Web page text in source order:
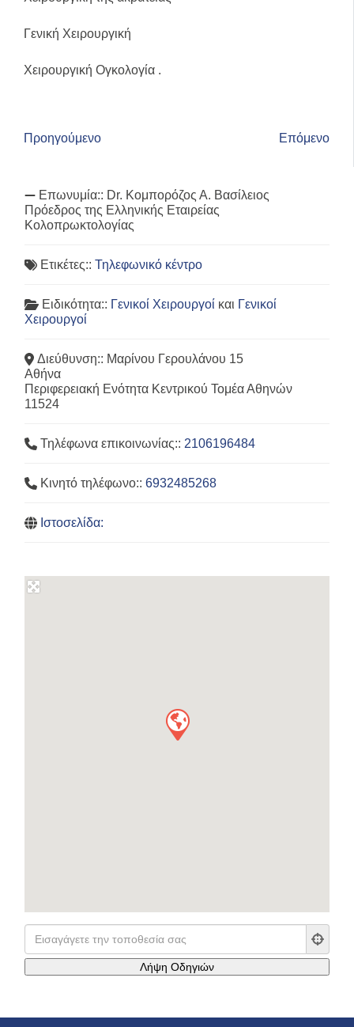
Γενική Χειρουργική
Χειρουργική Ογκολογία .
Προηγούμενο Επόμενο
Επωνυμία:: Dr. Κομπορόζος Α. Βασίλειος
Πρόεδρος της Ελληνικής Εταιρείας
Κολοπρωκτολογίας
Ετικέτες::Τηλεφωνικό κέντρο
Ειδικότητα:: Γενικοί Χειρουργοί και Γενικοί
Χειρουργοί
Διεύθυνση:: Μαρίνου Γερουλάνου 15
Αθήνα
Περιφερειακή Ενότητα Κεντρικού Τομέα Αθηνών
11524
Τηλέφωνα επικοινωνίας:: 2106196484
Κινητό τηλέφωνο::6932485268
Ιστοσελίδα: